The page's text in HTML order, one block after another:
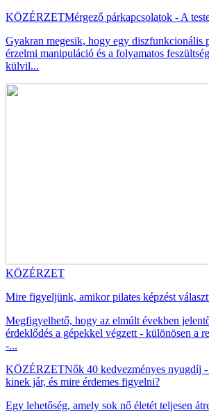
KÖZÉRZETMérgező párkapcsolatok - A
Gyakran megesik, hogy egy diszfunkcionális
érzelmi manipuláció és a folyamatos
külvil...
KÖZÉRZET
Mire figyeljünk, amikor pilates képzést
Megfigyelhető, hogy az elmúlt években
érdeklődés a gépekkel végzett - különösen a
-...
KÖZÉRZETNők 40 kedvezményes nyugdíj
kinek jár, és mire érdemes figyelni?
Egy lehetőség, amely sok nő életét teljesen